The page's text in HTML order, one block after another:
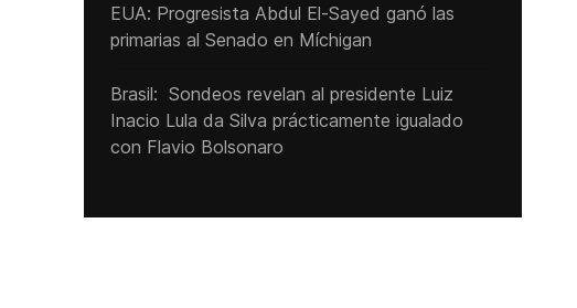
EUA: Progresista Abdul El-Sayed ganó las
primarias al Senado ‌en Míchigan
Brasil: Sondeos revelan al presidente Luiz
Inacio Lula da Silva prácticamente igualado
con Flavio Bolsonaro